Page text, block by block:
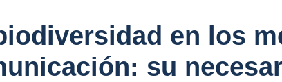
en los
su